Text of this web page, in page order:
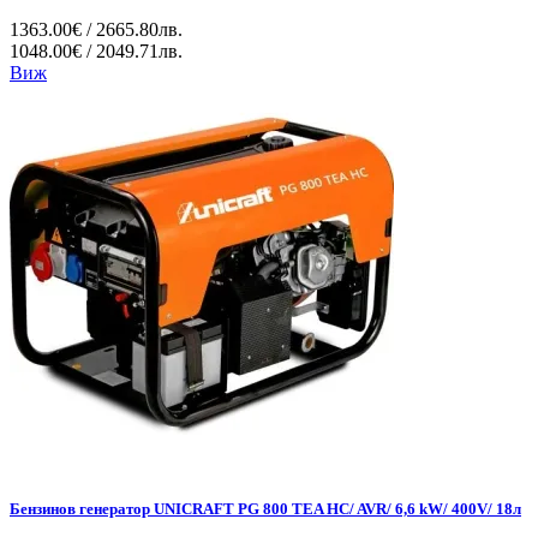
1363.00€ / 2665.80лв.
1048.00€ / 2049.71лв.
Виж
Бензинов генератор UNICRAFT PG 800 TEA HC/ AVR/ 6,6 kW/ 400V/ 18л